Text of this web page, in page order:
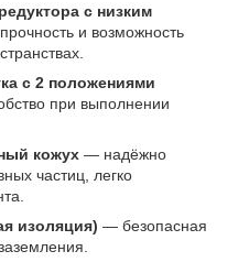
с низким
и возможность
с 2 положениями
при выполнении
кожух — надёжно
частиц, легко
изоляция) — безопасная